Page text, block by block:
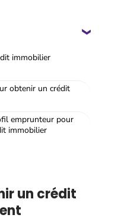
immobilier
obtenir un crédit
emprunteur pour
immobilier
un crédit